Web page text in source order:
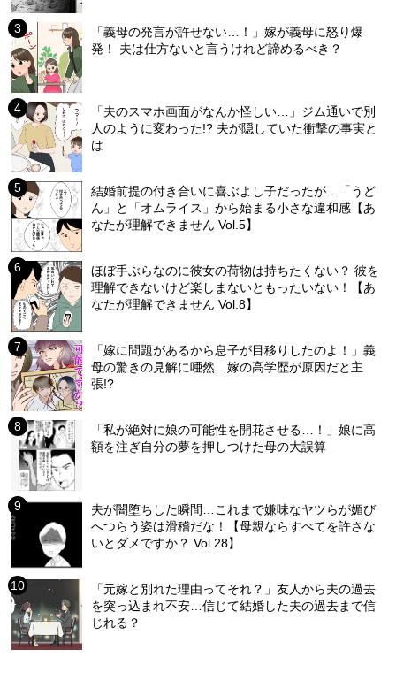
「義母の発言が許せない…！」嫁が義母に怒り爆
発！ 夫は仕方ないと言うけれど諦めるべき？
「夫のスマホ画面がなんか怪しい…」ジム通いで別
人のように変わった!? 夫が隠していた衝撃の事実と
は
結婚前提の付き合いに喜ぶよし子だったが…「うど
ん」と「オムライス」から始まる小さな違和感【あ
なたが理解できません Vol.5】
ほぼ手ぶらなのに彼女の荷物は持ちたくない？ 彼を
理解できないけど楽しまないともったいない！【あ
なたが理解できません Vol.8】
「嫁に問題があるから息子が目移りしたのよ！」義
母の驚きの見解に唖然…嫁の高学歴が原因だと主
張!?
「私が絶対に娘の可能性を開花させる…！」娘に高
額を注ぎ自分の夢を押しつけた母の大誤算
夫が闇堕ちした瞬間…これまで嫌味なヤツらが媚び
へつらう姿は滑稽だな！【母親ならすべてを許さな
いとダメですか？ Vol.28】
「元嫁と別れた理由ってそれ？」友人から夫の過去
を突っ込まれ不安…信じて結婚した夫の過去まで信
じれる？